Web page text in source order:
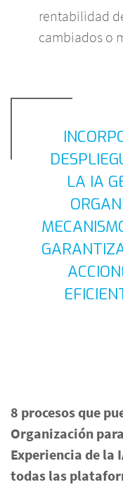
rentabilidad
cambiados o
LA IA
8 procesos que
Organización
Experiencia de la
todas las